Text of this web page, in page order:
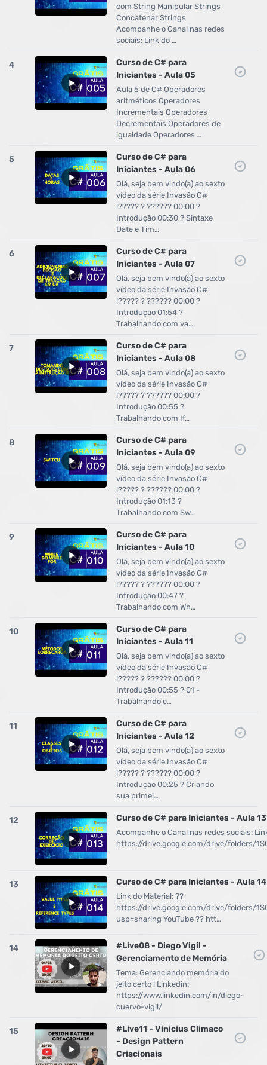
com String Manipular Strings
Concatenar Strings
Acompanhe o Canal nas redes
sociais: Link do …
4
Curso de C# para
Iniciantes - Aula 05
Aula 5 de C# Operadores
aritméticos Operadores
Incrementais Operadores
Decrementais Operadores de
igualdade Operadores …
5
Curso de C# para
Iniciantes - Aula 06
Olá, seja bem vindo(a) ao sexto
vídeo da série Invasão C#
!????? ? ?????? 00:00 ?
Introdução 00:30 ? Sintaxe
Date e Tim…
6
Curso de C# para
Iniciantes - Aula 07
Olá, seja bem vindo(a) ao sexto
vídeo da série Invasão C#
!????? ? ?????? 00:00 ?
Introdução 01:54 ?
Trabalhando com va…
7
Curso de C# para
Iniciantes - Aula 08
Olá, seja bem vindo(a) ao sexto
vídeo da série Invasão C#
!????? ? ?????? 00:00 ?
Introdução 00:55 ?
Trabalhando com If…
8
Curso de C# para
Iniciantes - Aula 09
Olá, seja bem vindo(a) ao sexto
vídeo da série Invasão C#
!????? ? ?????? 00:00 ?
Introdução 01:13 ?
Trabalhando com Sw…
9
Curso de C# para
Iniciantes - Aula 10
Olá, seja bem vindo(a) ao sexto
vídeo da série Invasão C#
!????? ? ?????? 00:00 ?
Introdução 00:47 ?
Trabalhando com Wh…
10
Curso de C# para
Iniciantes - Aula 11
Olá, seja bem vindo(a) ao sexto
vídeo da série Invasão C#
!????? ? ?????? 00:00 ?
Introdução 00:55 ? 01 -
Trabalhando c…
11
Curso de C# para
Iniciantes - Aula 12
Olá, seja bem vindo(a) ao sexto
vídeo da série Invasão C#
!????? ? ?????? 00:00 ?
Introdução 00:25 ? Criando
sua primei…
12 Curso de C# para Iniciantes - Aula 13
Acompanhe o Canal nas redes sociais:
https://drive.google.com/drive/folders/
13 Curso de C# para Iniciantes - Aula 14
Link do Material: ??
https://drive.google.com/drive/folders/
usp=sharing YouTube ?? htt…
14
#Live08 - Diego Vigil -
Gerenciamento de Memória
Tema: Gerenciando memória do
jeito certo ! Linkedin:
https://www.linkedin.com/in/diego-
cuervo-vigil/
15
#Live11 - Vinicius Climaco
- Design Pattern
Criacionais